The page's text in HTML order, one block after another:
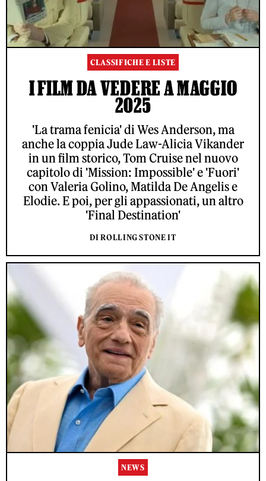
CLASSIFICHE E LISTE
I FILM DA VEDERE A MAGGIO
2025
'La trama fenicia' di Wes Anderson, ma
anche la coppia Jude Law-Alicia Vikander
in un film storico, Tom Cruise nel nuovo
capitolo di 'Mission: Impossible' e 'Fuori'
con Valeria Golino, Matilda De Angelis e
Elodie. E poi, per gli appassionati, un altro
'Final Destination'
DI ROLLING STONE IT
NEWS